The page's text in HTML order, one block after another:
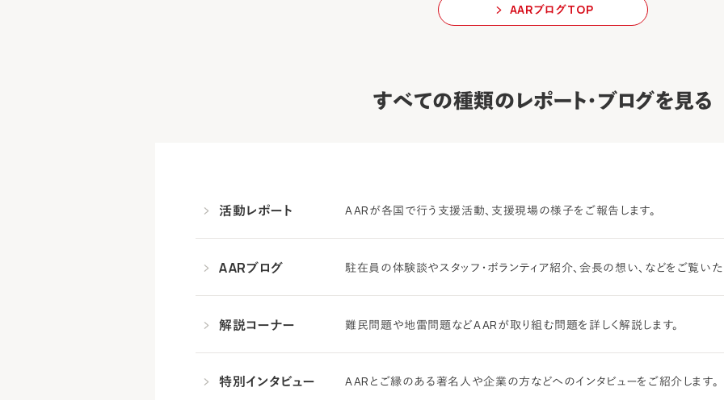
AARブログTOP
すべての種類のレポート・ブログを見る
活動レポート AARが各国で行う支援活動、支援現場の様子をご報告します。
AARブログ 駐在員の体験談やスタッフ・ボランティア紹介、会長の想い、などをご覧いた
解説コーナー 難民問題や地雷問題などAARが取り組む問題を詳しく解説します。
特別インタビュー AARとご縁のある著名人や企業の方などへのインタビューをご紹介します。